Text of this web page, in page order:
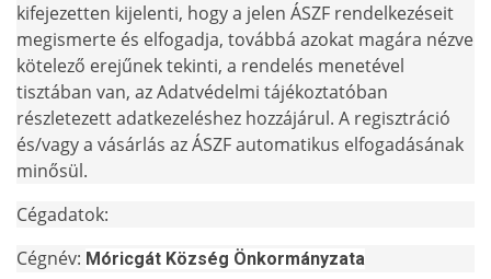
kifejezetten kijelenti, hogy a jelen ÁSZF rendelkezéseit
megismerte és elfogadja, továbbá azokat magára nézve
kötelező erejűnek tekinti, a rendelés menetével
tisztában van, az Adatvédelmi tájékoztatóban
részletezett adatkezeléshez hozzájárul. A regisztráció
és/vagy a vásárlás az ÁSZF automatikus elfogadásának
minősül.
Cégadatok:
Cégnév: Móricgát Község Önkormányzata